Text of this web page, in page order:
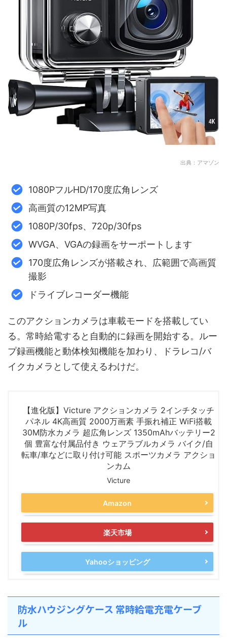
出典：アマゾン
1080PフルHD/170度広角レンズ
高画質の12MP写真
1080P/30fps、720p/30fps
WVGA、VGAの録画をサーポートします
170度広角レンズが搭載され、広範囲で高画質
撮影
ドライブレコーダー機能
このアクションカメラは車載モードを搭載してい
る。常時給電すると自動的に録画を開始する。ルー
プ録画機能と動体検知機能を加わり、ドラレコ/バ
イクカメラとして使えるわけだ。
【進化版】Victure アクションカメラ 2インチタッチ
パネル 4K高画質 2000万画素 手振れ補正 WiFi搭載
30M防水カメラ 超広角レンズ 1350mAhバッテリー2
個 豊富な付属品付き ウェアラブルカメラ バイク/自
転車/車などに取り付け可能 スポーツカメラ アクショ
ンカム
Victure
Amazon
楽天市場
Yahooショッピング
防水ハウジングケース 常時給電充電ケーブ
ル